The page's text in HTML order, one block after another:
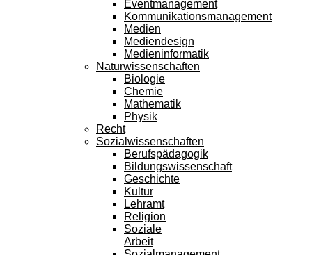
Eventmanagement
Kommunikationsmanagement
Medien
Mediendesign
Medieninformatik
Naturwissenschaften
Biologie
Chemie
Mathematik
Physik
Recht
Sozialwissenschaften
Berufspädagogik
Bildungswissenschaft
Geschichte
Kultur
Lehramt
Religion
Soziale
Arbeit